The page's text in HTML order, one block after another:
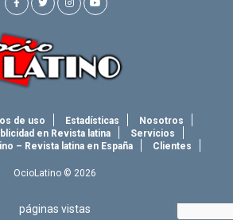
de uso Estadísticas
Nosotros
en Revista latina
Servicios
– Revista latina en España
Clientes
OcioLatino © 2026
páginas vistas